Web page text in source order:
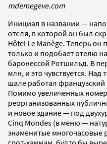
mdemegeve.com
Инициал в названии —
отеля, в которой он был
Hôtel Le Manège. Теперь он
только и подобает отелю
баронессой Ротшильд. В
млн, и это чувствуется.
шале работал
Помимо увеличенных
реорганизованных
и новое здание — под
Cinq Mondes (в меню —
знаменитые многочасовые